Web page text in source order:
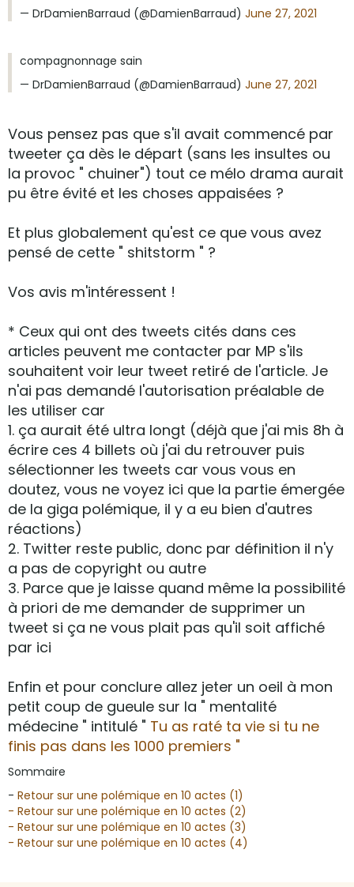
— DrDamienBarraud (@DamienBarraud) June 27, 2021
compagnonnage sain
— DrDamienBarraud (@DamienBarraud) June 27, 2021
Vous pensez pas que s'il avait commencé par
tweeter ça dès le départ (sans les insultes ou
la provoc " chuiner") tout ce mélo drama aurait
pu être évité et les choses appaisées ?
Et plus globalement qu'est ce que vous avez
pensé de cette " shitstorm " ?
Vos avis m'intéressent !
* Ceux qui ont des tweets cités dans ces
articles peuvent me contacter par MP s'ils
souhaitent voir leur tweet retiré de l'article. Je
n'ai pas demandé l'autorisation préalable de
les utiliser car
1. ça aurait été ultra longt (déjà que j'ai mis 8h à
écrire ces 4 billets où j'ai du retrouver puis
sélectionner les tweets car vous vous en
doutez, vous ne voyez ici que la partie émergée
de la giga polémique, il y a eu bien d'autres
réactions)
2. Twitter reste public, donc par définition il n'y
a pas de copyright ou autre
3. Parce que je laisse quand même la possibilité
à priori de me demander de supprimer un
tweet si ça ne vous plait pas qu'il soit affiché
par ici
Enfin et pour conclure allez jeter un oeil à mon
petit coup de gueule sur la " mentalité
médecine " intitulé " Tu as raté ta vie si tu ne
finis pas dans les 1000 premiers "
Sommaire
- Retour sur une polémique en 10 actes (1)
- Retour sur une polémique en 10 actes (2)
- Retour sur une polémique en 10 actes (3)
- Retour sur une polémique en 10 actes (4)